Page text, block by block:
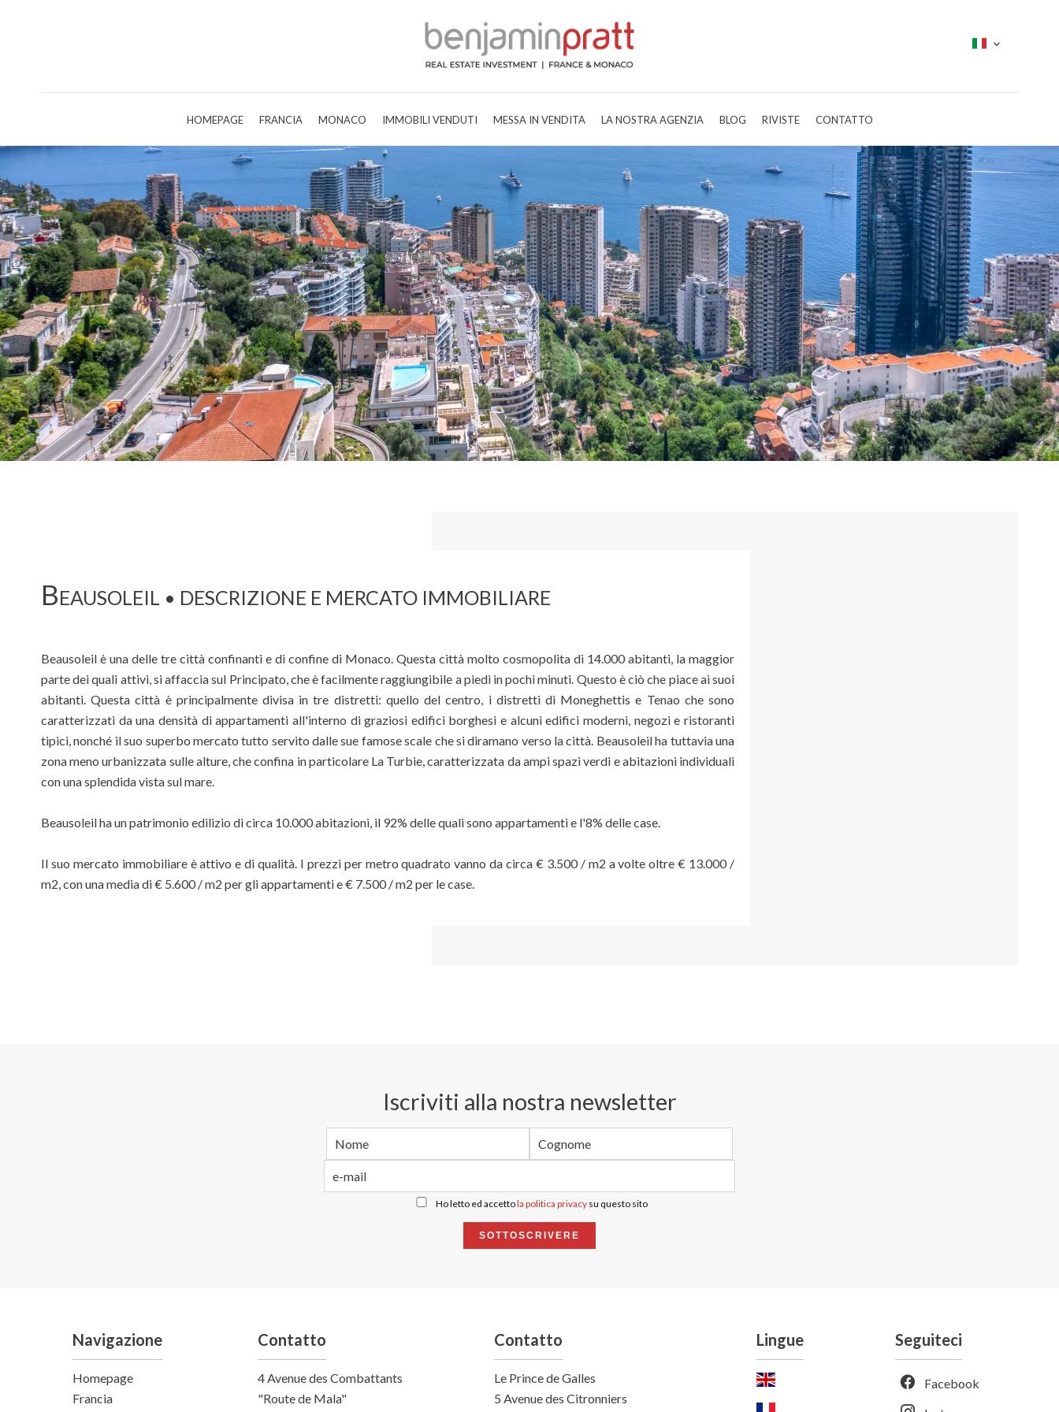
HOMEPAGE FRANCIA MONACO IMMOBILI VENDUTI MESSA IN VENDITA LA NOSTRA AGENZIA BLOG RIVISTE CONTATTO
BEAUSOLEIL • DESCRIZIONE E MERCATO IMMOBILIARE
Beausoleil è una delle tre città confinanti e di confine di Monaco. Questa città molto cosmopolita di 14.000 abitanti, la maggior
parte dei quali attivi, si affaccia sul Principato, che è facilmente raggiungibile a piedi in pochi minuti. Questo è ciò che piace ai suoi
abitanti. Questa città è principalmente divisa in tre distretti: quello del centro, i distretti di Moneghettis e Tenao che sono
caratterizzati da una densità di appartamenti all'interno di graziosi edifici borghesi e alcuni edifici moderni, negozi e ristoranti
tipici, nonché il suo superbo mercato tutto servito dalle sue famose scale che si diramano verso la città. Beausoleil ha tuttavia una
zona meno urbanizzata sulle alture, che confina in particolare La Turbie, caratterizzata da ampi spazi verdi e abitazioni individuali
con una splendida vista sul mare.
Beausoleil ha un patrimonio edilizio di circa 10.000 abitazioni, il 92% delle quali sono appartamenti e l'8% delle case.
Il suo mercato immobiliare è attivo e di qualità. I prezzi per metro quadrato vanno da circa € 3.500 / m2 a volte oltre € 13.000 /
m2, con una media di € 5.600 / m2 per gli appartamenti e € 7.500 / m2 per le case.
Iscriviti alla nostra newsletter
Ho letto ed accettola politica privacy su questo sito
SOTTOSCRIVERE
Navigazione
Homepage
Francia
Contatto
4 Avenue des Combattants
"Route de Mala"
Contatto
Le Prince de Galles
5 Avenue des Citronniers
Lingue Seguiteci
Facebook